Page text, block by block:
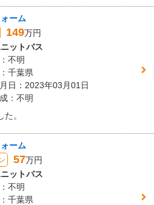
ーム
149万円
ットバス
不明
千葉県
日：2023年03月01日
：不明
。
ーム
57万円
ットバス
不明
千葉県